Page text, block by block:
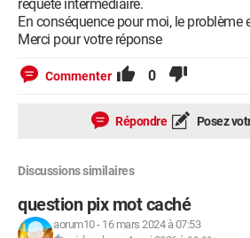
requête intermédiaire.
En conséquence pour moi, le problème
Merci pour votre réponse
Commenter 0
Répondre Posez
Discussions similaires
question pix mot caché
aorum10- 16 mars 2024 à 07:53